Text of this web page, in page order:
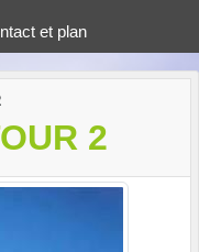
et plan
2